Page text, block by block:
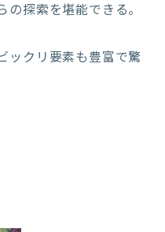
探索を堪能できる。
ックリ要素も豊富で驚